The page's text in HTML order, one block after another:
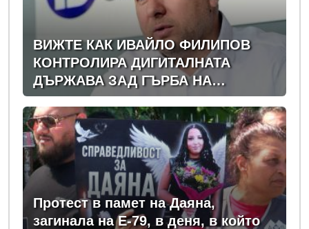
ВИЖТЕ КАК ИВАЙЛО ФИЛИПОВ
КОНТРОЛИРА ДИГИТАЛНАТА
ДЪРЖАВА ЗАД ГЪРБА НА
ПРАВИТЕЛСТВОТО?
(РАЗСЛЕДВАНЕ)
Протест в памет на Даяна,
загинала на Е-79, в деня, в който